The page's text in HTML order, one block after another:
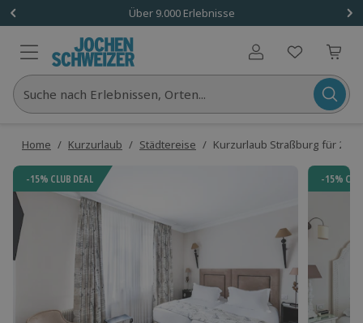
Über 9.000 Erlebnisse
Benutzerkonto
Suche nach Erlebnissen, Orten...
Home / Kurzurlaub / Städtereise / Kurzurlaub Straßburg für 2 (1
-15% CLUB DEAL -15%